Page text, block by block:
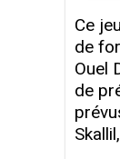
Ce
de
Ouel
de